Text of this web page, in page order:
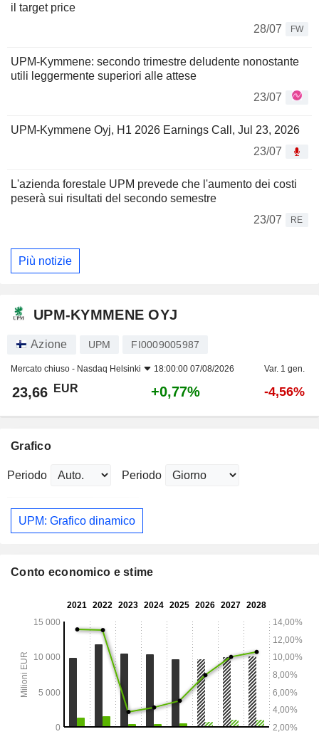
il target price
28/07
FW
UPM-Kymmene: secondo trimestre deludente nonostante
utili leggermente superiori alle attese
23/07
UPM-Kymmene Oyj, H1 2026 Earnings Call, Jul 23, 2026
23/07
L'azienda forestale UPM prevede che l'aumento dei costi
peserà sui risultati del secondo semestre
23/07
RE
Più notizie
UPM-KYMMENE OYJ
Azione UPM FI0009005987
Mercato chiuso - Nasdaq Helsinki 18:00:00 07/08/2026 Var. 1 gen.
23,66 EUR +0,77% -4,56%
Grafico
Periodo Periodo
UPM: Grafico dinamico
Conto economico e stime